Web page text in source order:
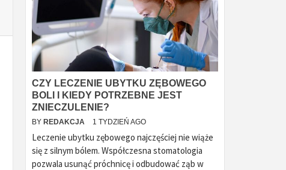
CZY LECZENIE UBYTKU ZĘBOWEGO
BOLI I KIEDY POTRZEBNE JEST
ZNIECZULENIE?
BY REDAKCJA 1 TYDZIEŃ AGO
Leczenie ubytku zębowego najczęściej nie wiąże
się z silnym bólem. Współczesna stomatologia
pozwala usunąć próchnicę i odbudować ząb w